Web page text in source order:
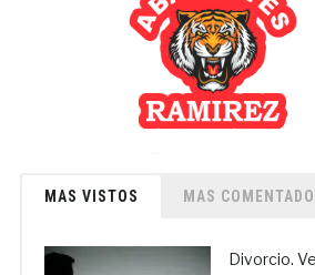
MAS VISTOS MAS
Divorcio.